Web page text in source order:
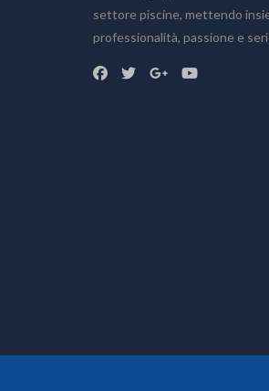
settore piscine, mettendo
professionalità, passione e